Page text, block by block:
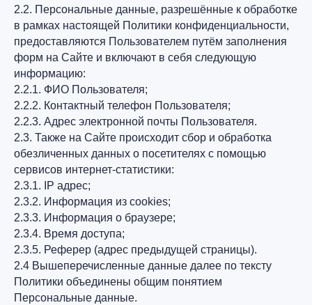
2.2. Персональные данные, разрешённые к обработке
в рамках настоящей Политики конфиденциальности,
предоставляются Пользователем путём заполнения
форм на Сайте и включают в себя следующую
информацию:
2.2.1. ФИО Пользователя;
2.2.2. Контактный телефон Пользователя;
2.2.3. Адрес электронной почты Пользователя.
2.3. Также на Сайте происходит сбор и обработка
обезличенных данных о посетителях с помощью
сервисов интернет-статистики:
2.3.1. IP адрес;
2.3.2. Информация из cookies;
2.3.3. Информация о браузере;
2.3.4. Время доступа;
2.3.5. Реферер (адрес предыдущей страницы).
2.4 Вышеперечисленные данные далее по тексту
Политики объединены общим понятием
Персональные данные.